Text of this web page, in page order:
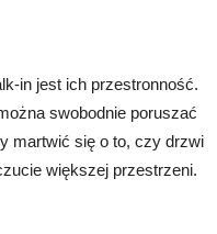
in jest ich przestronność.
swobodnie poruszać
martwić się o to, czy drzwi
większej przestrzeni.